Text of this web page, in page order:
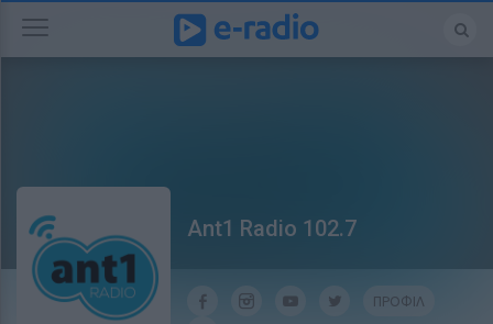
Ant1 Radio 102.7
ΠΡΟΦΙΛ